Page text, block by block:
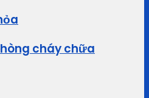
cháy chữa